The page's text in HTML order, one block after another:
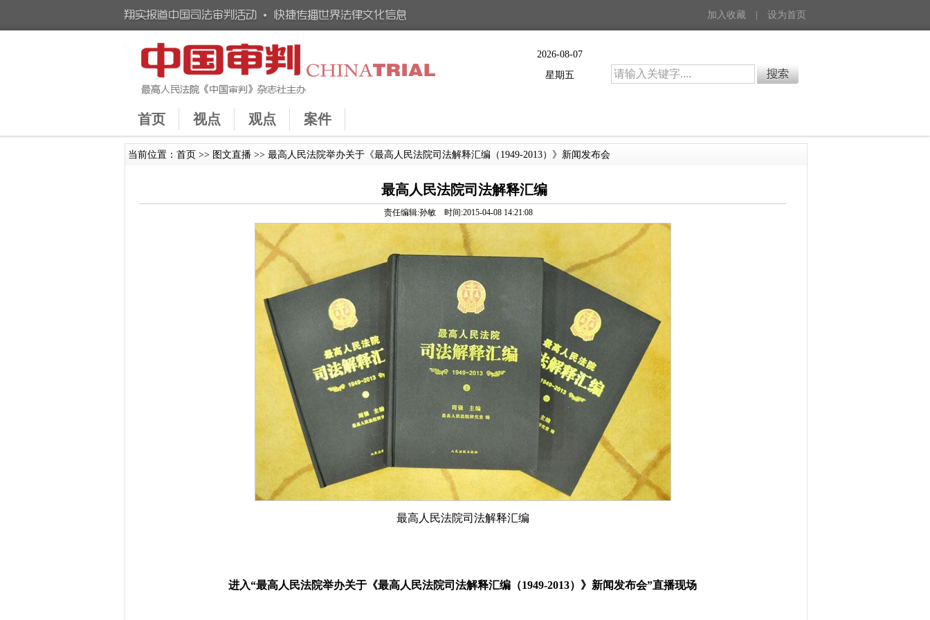
加入收藏 设为首页
2026-08-07
星期五
首页 视点 观点 案件
当前位置： 首页 >> 图文直播 >> 最高人民法院举办关于《最高人民法院司法解释汇编（1949-2013）》新闻发布会
最高人民法院司法解释汇编
责任编辑:孙敏 时间:2015-04-08 14:21:08
最高人民法院司法解释汇编
进入“最高人民法院举办关于《最高人民法院司法解释汇编（1949-2013）》新闻发布会”直播现场